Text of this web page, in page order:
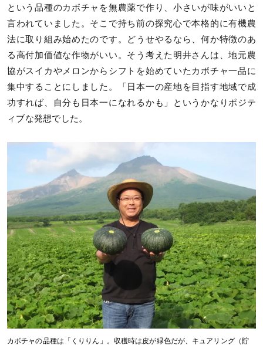
という品種のカボチャを無農薬で作り、小さいが味がいいと
言われていました。そこで持ち前の探究心で本格的に有機農
法に取り組み始めたのです。どうせやるなら、何か特徴のあ
る高付加価値な作物がいい。そう考えた明井さんは、地元農
協がスイカやメロンからシフトを始めていたカボチャ一品に
集中することにしました。「日本一の産地を目指す地域で成
功すれば、自分も日本一になれるかも」というかなりポジテ
ィブな発想でした。
カボチャの品種は「くりりん」。収穫時は皮が緑色だが、キュアリング（貯